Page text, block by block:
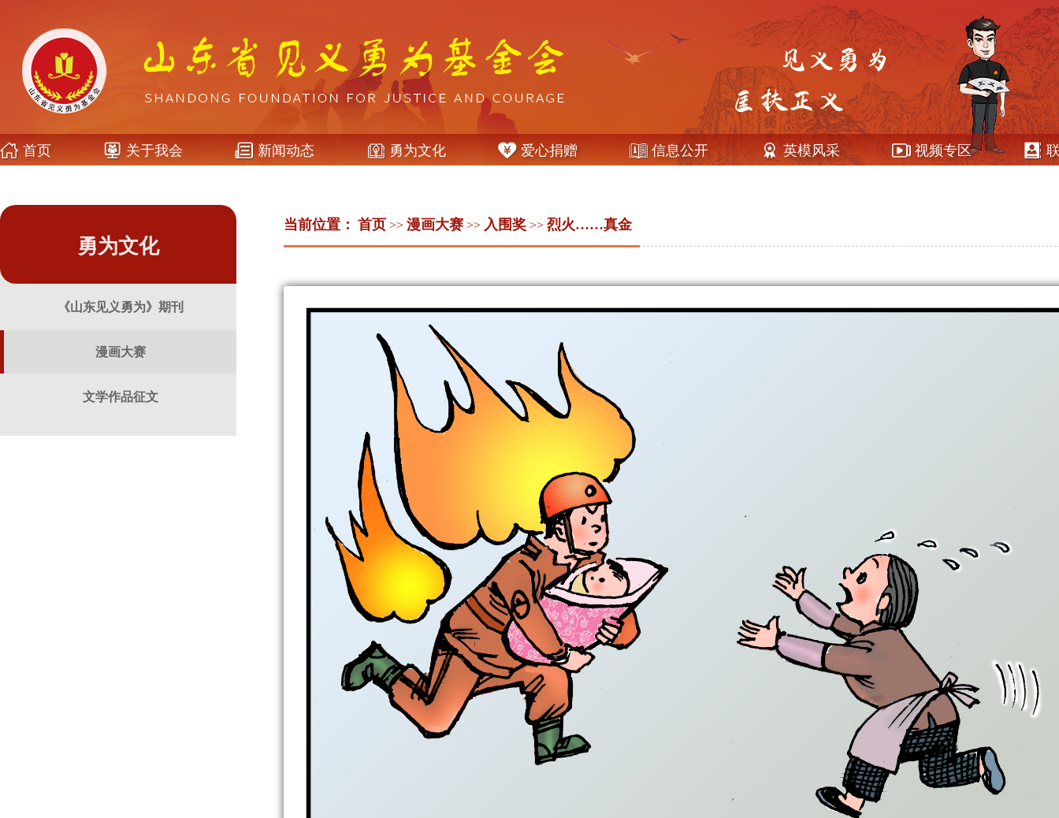
首页 关于我会 新闻动态 勇为文化 爱心捐赠 信息公开 英模风采 视频专区
当前位置： 首页 >> 漫画大赛 >> 入围奖 >> 烈火……真金
勇为文化
《山东见义勇为》期刊
漫画大赛
文学作品征文